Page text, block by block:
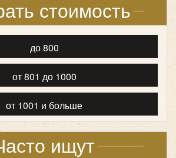
стоимость
до 800
от 801 до 1000
от 1001 и больше
ищут